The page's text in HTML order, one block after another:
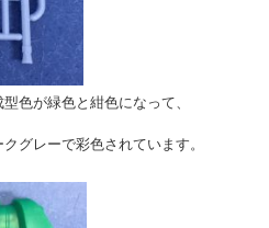
色が緑色と紺色になって、
グレーで彩色されています。